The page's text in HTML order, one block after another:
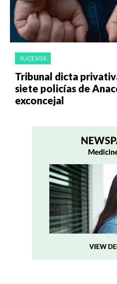
SUCESOS
Tribunal dicta
siete policías de
exconcejal